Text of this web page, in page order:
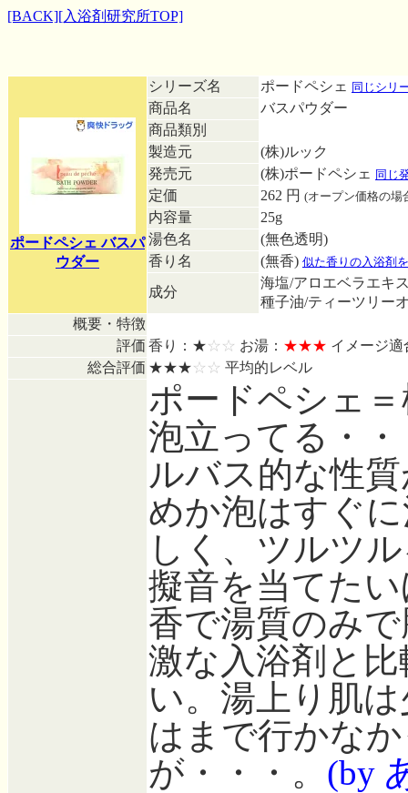
[BACK][入浴剤研究所TOP]
ポードペシェ バスパ
ウダー
シリーズ名 ポードペシェ 同じシリ
商品名
バスパウダー
商品類別
製造元
(株)ルック
発売元
(株)ポードペシェ 同じ
定価 262 円 (オープン価格の場
内容量
25g
湯色名
(無色透明)
香り名
(無香) 似た香りの入浴剤
成分
海塩/アロエベラエキ
種子油/ティーツリー
概要・特徴
評価 香り：★☆☆ お湯： ★★★ イメージ
総合評価 ★★★☆☆ 平均的レベル
ポードペシェ
泡立ってる・
ルバス的な性
めか泡はすぐ
しく、ツルツ
擬音を当てた
香で湯質のみ
激な入浴剤と
い。湯上り肌
はまで行かな
が・・・。 (by